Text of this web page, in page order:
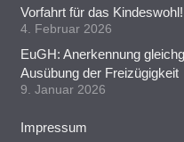
Vorfahrt für das Kindeswohl!
4. Februar 2026
EuGH: Anerkennung
Ausübung der Freizügigkeit
9. Januar 2026
Impressum